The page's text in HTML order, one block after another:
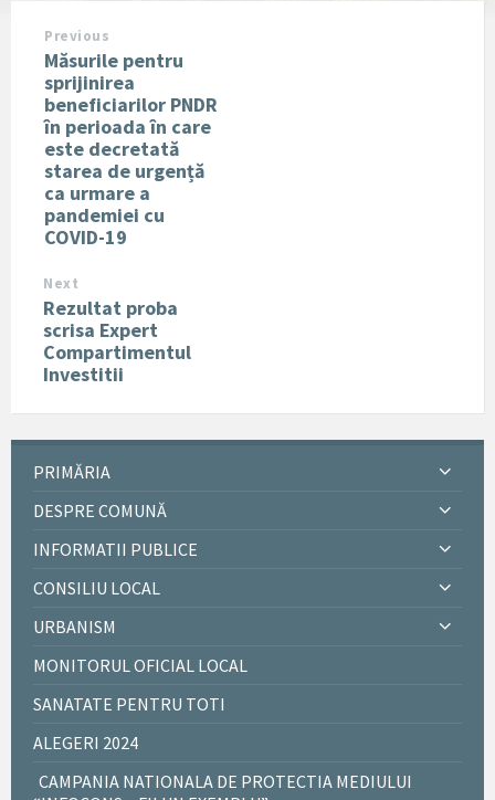
Previous
Măsurile pentru
sprijinirea
beneficiarilor PNDR
în perioada în care
este decretată
starea de urgență
ca urmare a
pandemiei cu
COVID-19
Next
Rezultat proba
scrisa Expert
Compartimentul
Investitii
PRIMĂRIA
DESPRE COMUNĂ
INFORMATII PUBLICE
CONSILIU LOCAL
URBANISM
MONITORUL OFICIAL LOCAL
SANATATE PENTRU TOTI
ALEGERI 2024
CAMPANIA NATIONALA DE PROTECTIA MEDIULUI